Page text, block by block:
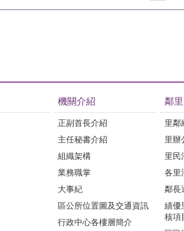
機關介紹
正副首長介紹
主任秘書介紹
組織架構
業務職掌
大事紀
區公所位置圖及交通資訊
行政中心各樓層簡介
鄰
里鄰
里辦
里民
各里
鄰長
績優
核項